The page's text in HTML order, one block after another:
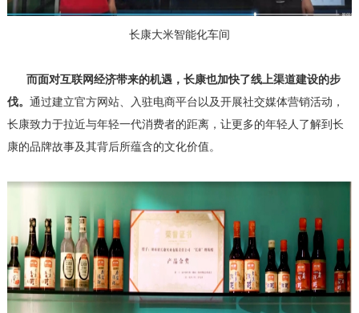
长康大米智能化车间
而面对互联网经济带来的机遇，长康也加快了线上渠道建设的步
伐。 通过建立官方网站、入驻电商平台以及开展社交媒体营销活动，
长康致力于拉近与年轻一代消费者的距离，让更多的年轻人了解到长
康的品牌故事及其背后所蕴含的文化价值。